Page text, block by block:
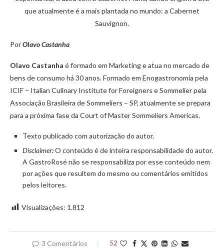
que atualmente é a mais plantada no mundo: a Cabernet
Sauvignon.
PorOlavo Castanha
Olavo Castanha é formado em Marketing e atua no mercado de
bens de consumo há 30 anos. Formado em Enogastronomia pela
ICIF – Italian Culinary Institute for Foreigners e Sommelier pela
Associação Brasileira de Sommeliers – SP, atualmente se prepara
para a próxima fase da Court of Master Sommeliers Americas.
Texto publicado com autorização do autor.
Disclaimer:O conteúdo é de inteira responsabilidade do autor.
A GastroRosé não se responsabiliza por esse conteúdo nem
por ações que resultem do mesmo ou comentários emitidos
pelos leitores.
Visualizações: 1.812
3 Comentários 52